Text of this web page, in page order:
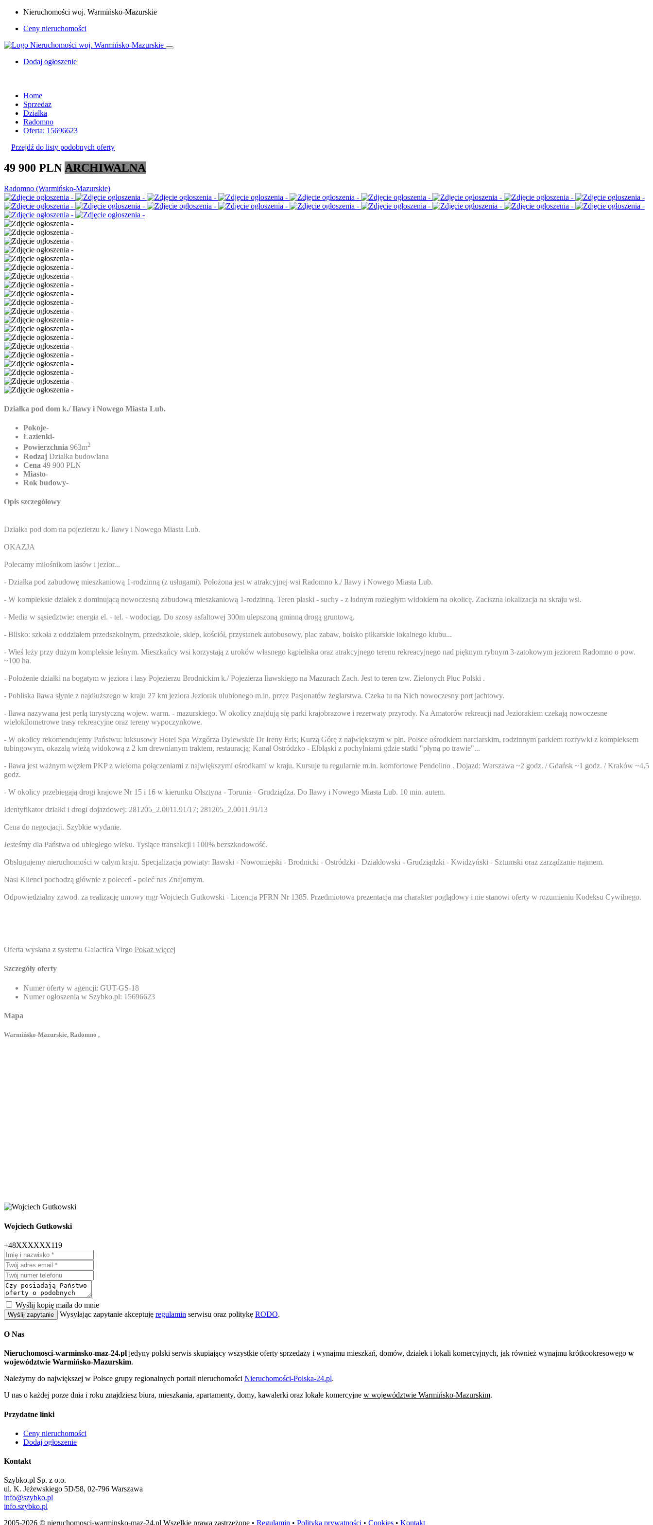
Nieruchomości woj. Warmińsko-Mazurskie
Ceny nieruchomości
Dodaj ogłoszenie
Home
Sprzedaz
Dzialka
Radomno
Oferta: 15696623
Przejdź do listy podobnych oferty
49 900 PLN ARCHIWALNA
Radomno (Warmińsko-Mazurskie)
Działka pod dom k./ Iławy i Nowego Miasta Lub.
Pokoje-
Łazienki-
Powierzchnia 963m2
Rodzaj Działka budowlana
Cena 49 900 PLN
Miasto-
Rok budowy-
Opis szczegółowy
Działka pod dom na pojezierzu k./ Iławy i Nowego Miasta Lub.
OKAZJA
Polecamy miłośnikom lasów i jezior...
- Działka pod zabudowę mieszkaniową 1-rodzinną (z usługami). Położona jest w atrakcyjnej wsi Radomno k./ Iławy i Nowego Miasta Lub.
- W kompleksie działek z dominującą nowoczesną zabudową mieszkaniową 1-rodzinną. Teren płaski - suchy - z ładnym rozległym widokiem na okolicę. Zaciszna lokalizacja na skraju wsi.
- Media w sąsiedztwie: energia el. - tel. - wodociąg. Do szosy asfaltowej 300m ulepszoną gminną drogą gruntową.
- Blisko: szkoła z oddziałem przedszkolnym, przedszkole, sklep, kościół, przystanek autobusowy, plac zabaw, boisko piłkarskie lokalnego klubu...
- Wieś leży przy dużym kompleksie leśnym. Mieszkańcy wsi korzystają z uroków własnego kąpieliska oraz atrakcyjnego terenu rekreacyjnego nad pięknym rybnym 3-zatokowym jeziorem Radomno o pow.
~100 ha.
- Położenie działki na bogatym w jeziora i lasy Pojezierzu Brodnickim k./ Pojezierza Iławskiego na Mazurach Zach. Jest to teren tzw. Zielonych Płuc Polski .
- Pobliska Iława słynie z najdłuższego w kraju 27 km jeziora Jeziorak ulubionego m.in. przez Pasjonatów żeglarstwa. Czeka tu na Nich nowoczesny port jachtowy.
- Iława nazywana jest perłą turystyczną wojew. warm. - mazurskiego. W okolicy znajdują się parki krajobrazowe i rezerwaty przyrody. Na Amatorów rekreacji nad Jeziorakiem czekają nowoczesne
wielokilometrowe trasy rekreacyjne oraz tereny wypoczynkowe.
- W okolicy rekomendujemy Państwu: luksusowy Hotel Spa Wzgórza Dylewskie Dr Ireny Eris; Kurzą Górę z największym w płn. Polsce ośrodkiem narciarskim, rodzinnym parkiem rozrywki z kompleksem
tubingowym, okazałą wieżą widokową z 2 km drewnianym traktem, restauracją; Kanał Ostródzko - Elbląski z pochylniami gdzie statki "płyną po trawie"...
- Iława jest ważnym węzłem PKP z wieloma połączeniami z największymi ośrodkami w kraju. Kursuje tu regularnie m.in. komfortowe Pendolino . Dojazd: Warszawa ~2 godz. / Gdańsk ~1 godz. / Kraków ~4,5
godz.
- W okolicy przebiegają drogi krajowe Nr 15 i 16 w kierunku Olsztyna - Torunia - Grudziądza. Do Iławy i Nowego Miasta Lub. 10 min. autem.
Identyfikator działki i drogi dojazdowej: 281205_2.0011.91/17; 281205_2.0011.91/13
Cena do negocjacji. Szybkie wydanie.
Jesteśmy dla Państwa od ubiegłego wieku. Tysiące transakcji i 100% bezszkodowość.
Obsługujemy nieruchomości w całym kraju. Specjalizacja powiaty: Iławski - Nowomiejski - Brodnicki - Ostródzki - Działdowski - Grudziądzki - Kwidzyński - Sztumski oraz zarządzanie najmem.
Nasi Klienci pochodzą głównie z poleceń - poleć nas Znajomym.
Odpowiedzialny zawod. za realizację umowy mgr Wojciech Gutkowski - Licencja PFRN Nr 1385. Przedmiotowa prezentacja ma charakter poglądowy i nie stanowi oferty w rozumieniu Kodeksu Cywilnego.
Oferta wysłana z systemu Galactica Virgo Pokaż więcej
Szczegóły oferty
Numer oferty w agencji: GUT-GS-18
Numer ogłoszenia w Szybko.pl: 15696623
Mapa
Warmińsko-Mazurskie, Radomno ,
Wojciech Gutkowski
+48XXXXXX119
Wyślij kopię maila do mnie
Wyślij zapytanie Wysyłając zapytanie akceptuję regulamin serwisu oraz politykę RODO.
O Nas
Nieruchomosci-warminsko-maz-24.pl jedyny polski serwis skupiający wszystkie oferty sprzedaży i wynajmu mieszkań, domów, działek i lokali komercyjnych, jak również wynajmu krótkookresowego w
województwie Warmińsko-Mazurskim.
Należymy do największej w Polsce grupy regionalnych portali nieruchomości Nieruchomości-Polska-24.pl.
U nas o każdej porze dnia i roku znajdziesz biura, mieszkania, apartamenty, domy, kawalerki oraz lokale komercyjne w województwie Warmińsko-Mazurskim.
Przydatne linki
Ceny nieruchomości
Dodaj ogłoszenie
Kontakt
Szybko.pl Sp. z o.o.
ul. K. Jeżewskiego 5D/58, 02-796 Warszawa
info@szybko.pl
info.szybko.pl
2005-2026 © nieruchomosci-warminsko-maz-24.pl Wszelkie prawa zastrzeżone • Regulamin • Polityka prywatności • Cookies • Kontakt